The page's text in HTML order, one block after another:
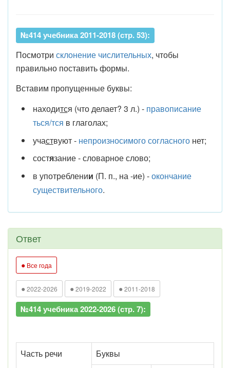
№414 учебника 2011-2018 (стр. 53):
Посмотри склонение числительных, чтобы
правильно поставить формы.
Вставим пропущенные буквы:
находится (что делает? 3 л.) - правописание
ться/тся в глаголах;
участвуют - непроизносимого согласногонет;
состязание - словарное слово;
в употреблении (П. п., на -ие) -окончание
существительного.
Ответ
● Все года
● 2022-2026 ● 2019-2022 ● 2011-2018
№414 учебника 2022-2026 (стр. 7):
Часть речи
Буквы